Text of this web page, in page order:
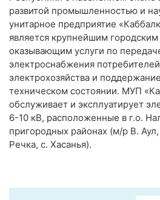
развитой промышленностью и
унитарное предприятие
является крупнейшим
оказывающим услуги по
электроснабжения
электрохозяйства и
техническом состоянии. МУП
обслуживает и эксплуатирует
6-10 кВ, расположенные в г.о.
пригородных районах (м/р В.
Речка, с. Хасанья).